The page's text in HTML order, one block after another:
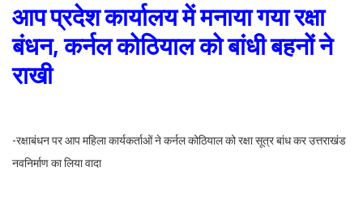
आप प्रदेश कार्यालय में मनाया गया रक्षा
बंधन, कर्नल कोठियाल को बांधी बहनों ने
राखी
-रक्षाबंधन पर आप महिला कार्यकर्ताओं ने कर्नल कोठियाल को रक्षा सूत्र बांध कर उत्तराखंड
नवनिर्माण का लिया वादा